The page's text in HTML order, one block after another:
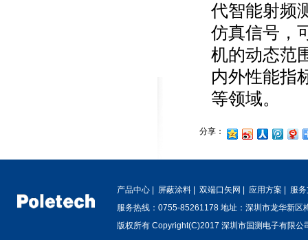
代智能射频
仿真信号，
机的动态范
内外性能指
等领域。
分享：
产品中心 屏蔽涂料 双端口矢网 应用方案
服
服务热线：0755-85261178 地址：深圳市龙华新区
版权所有 Copyright(C)2017 深圳市国测电子有限公